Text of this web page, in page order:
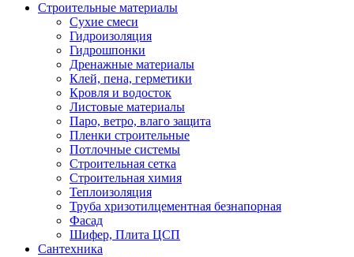
Строительные материалы
Сухие смеси
Гидроизоляция
Гидрошпонки
Дренажные материалы
Клей, пена, герметики
Кровля и водосток
Листовые материалы
Паро, ветро, влаго защита
Пленки строительные
Потлочные системы
Строительная сетка
Строительная химия
Теплоизоляция
Труба хризотилцементная безнапорная
Фасад
Шифер, Плита ЦСП
Сантехника